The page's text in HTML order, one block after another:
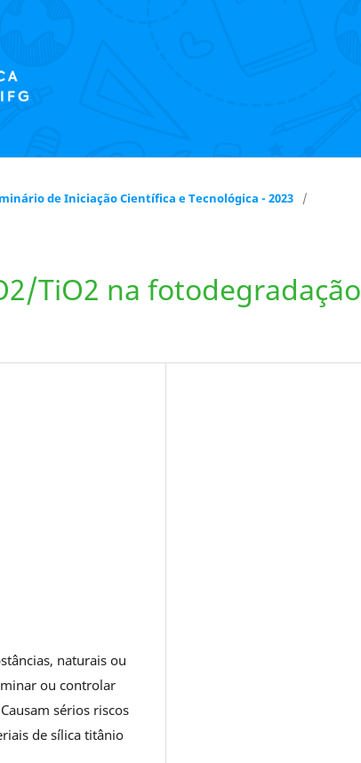
de Iniciação Científica e Tecnológica - 2023
/
TiO2 na fotodegradação
naturais ou
ou controlar
sérios riscos
de sílica titânio